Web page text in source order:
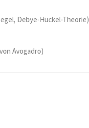
Debye-Hückel-Theorie)
Avogadro)